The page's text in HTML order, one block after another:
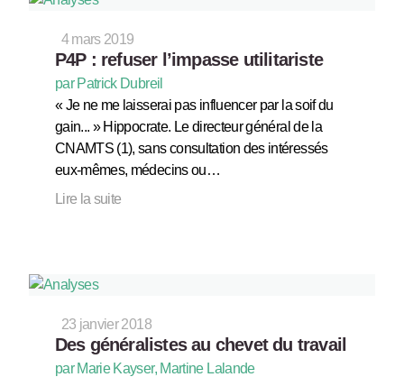
4 mars 2019
P4P : refuser l’impasse utilitariste
par Patrick Dubreil
« Je ne me laisserai pas influencer par la soif du
gain... » Hippocrate. Le directeur général de la
CNAMTS (1), sans consultation des intéressés
eux-mêmes, médecins ou…
Lire la suite
23 janvier 2018
Des généralistes au chevet du travail
par Marie Kayser, Martine Lalande